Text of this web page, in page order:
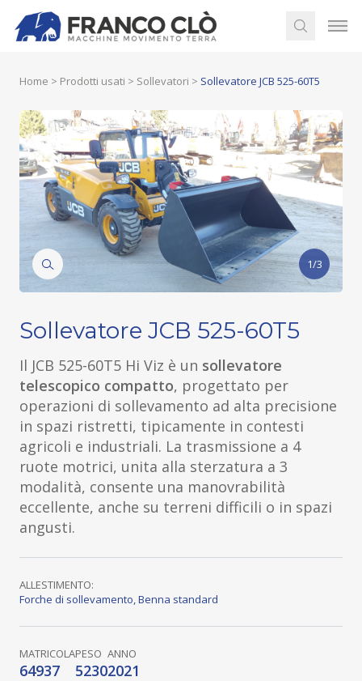
Home > Prodotti usati > Sollevatori > Sollevatore JCB 525-60T5
1/3
Sollevatore JCB 525-60T5
Il JCB 525-60T5 Hi Viz è un sollevatore
telescopico compatto, progettato per
operazioni di sollevamento ad alta precisione
in spazi ristretti, tipicamente in contesti
agricoli e industriali. La trasmissione a 4
ruote motrici, unita alla sterzatura a 3
modalità, consente una manovrabilità
eccellente, anche su terreni difficili o in spazi
angusti.
ALLESTIMENTO:
Forche di sollevamento,Benna standard
MATRICOLA
64937
PESO
5230
ANNO
2021